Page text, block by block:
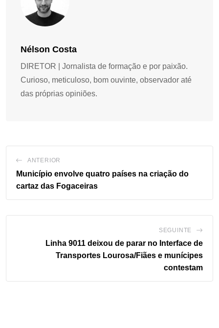
Nélson Costa
DIRETOR | Jornalista de formação e por paixão.
Curioso, meticuloso, bom ouvinte, observador até
das próprias opiniões.
ANTERIOR
Município envolve quatro países na criação do
cartaz das Fogaceiras
SEGUINTE
Linha 9011 deixou de parar no Interface de
Transportes Lourosa/Fiães e munícipes
contestam